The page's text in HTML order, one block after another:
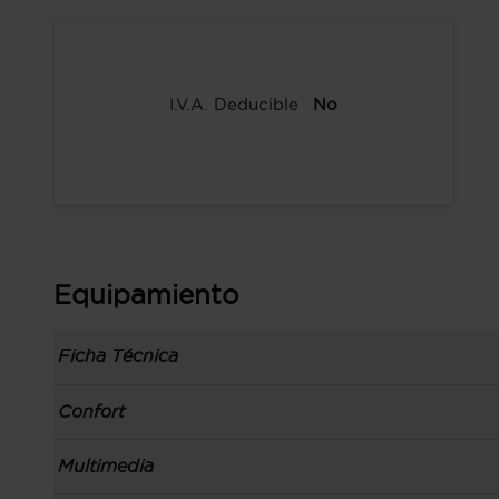
I.V.A. Deducible No
Equipamiento
Ficha Técnica
Información de la versión: número última lista
Carrocería tipo todoterreno con 5 puertas,
Confort
Toma/s de 12v en los asientos delanteros y los
Multimedia